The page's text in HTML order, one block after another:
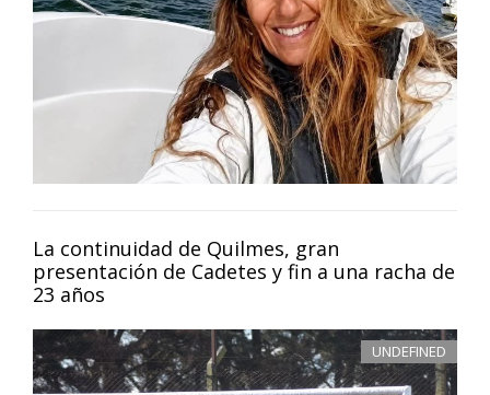
La continuidad de Quilmes, gran
presentación de Cadetes y fin a una racha de
23 años
UNDEFINED